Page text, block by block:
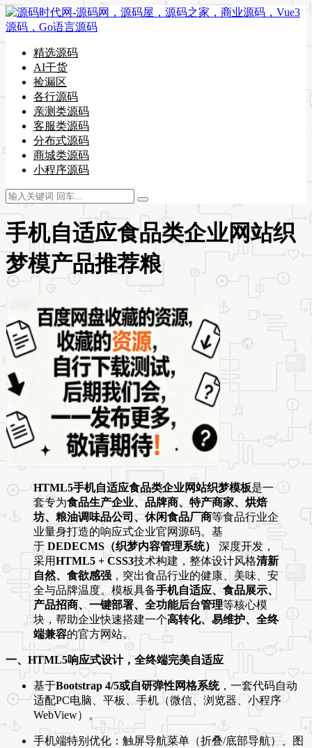
精选源码
AI干货
捡漏区
各行源码
亲测类源码
客服类源码
分布式源码
商城类源码
小程序源码
手机自适应食品类企业网站织
梦模产品推荐粮
HTML5手机自适应食品类企业网站织梦模板是一
套专为食品生产企业、品牌商、特产商家、烘焙
坊、粮油调味品公司、休闲食品厂商等食品行业企
业量身打造的响应式企业官网源码。基
于 DEDECMS（织梦内容管理系统）
深度开发，
采用HTML5 + CSS3技术构建，整体设计风格清新
自然、食欲感强 ，突出食品行业的健康、美味、安
全与品牌温度。模板具备手机自适应、食品展示、
产品招商、一键部署、全功能后台管理等核心模
块，帮助企业快速搭建一个高转化、易维护、全终
端兼容的官方网站。
一、HTML5响应式设计，全终端完美自适应
基于Bootstrap 4/5或自研弹性网格系统，一套代码自动
适配PC电脑、平板、手机（微信、浏览器、小程序
WebView）。
手机端特别优化：触屏导航菜单（折叠/底部导航）、图